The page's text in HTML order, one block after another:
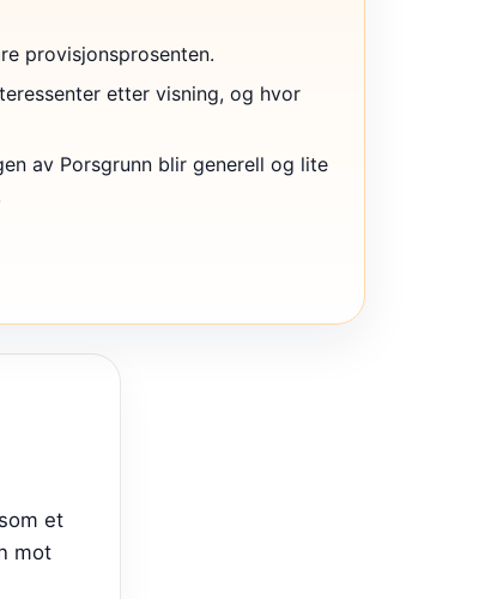
provisjonsprosenten.
etter visning, og hvor
av Porsgrunn blir generell og lite
et
mot